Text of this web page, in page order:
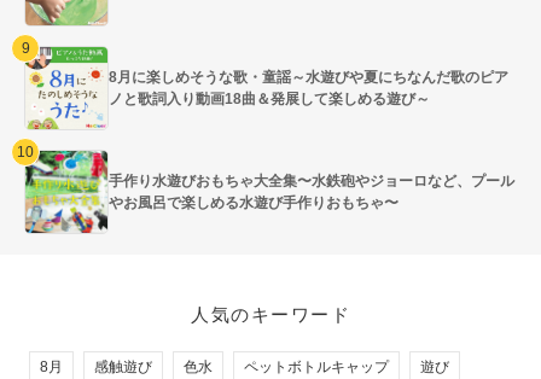
8月に楽しめそうな歌・童謡～水遊びや夏にちなんだ歌のピア
ノと歌詞入り動画18曲＆発展して楽しめる遊び～
手作り水遊びおもちゃ大全集〜水鉄砲やジョーロなど、プール
やお風呂で楽しめる水遊び手作りおもちゃ〜
人気のキーワード
8月 感触遊び 色水 ペットボトルキャップ 遊び